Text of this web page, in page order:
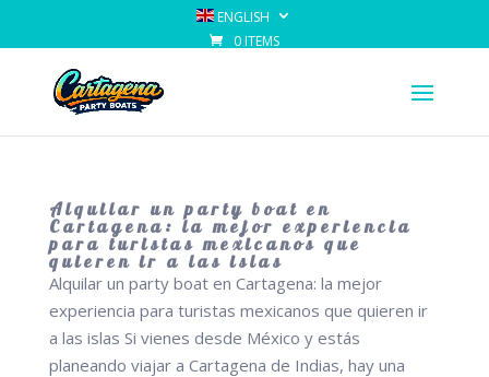
ENGLISH
0 ITEMS
Alquilar un party boat en
Cartagena: la mejor experiencia
para turistas mexicanos que
quieren ir a las islas
Alquilar un party boat en Cartagena: la mejor
experiencia para turistas mexicanos que quieren ir
a las islas Si vienes desde México y estás
planeando viajar a Cartagena de Indias, hay una